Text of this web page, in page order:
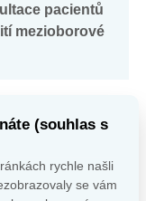
pacientů
mezioborové
selární oblasti,
(souhlas s
rychle našli
se vám